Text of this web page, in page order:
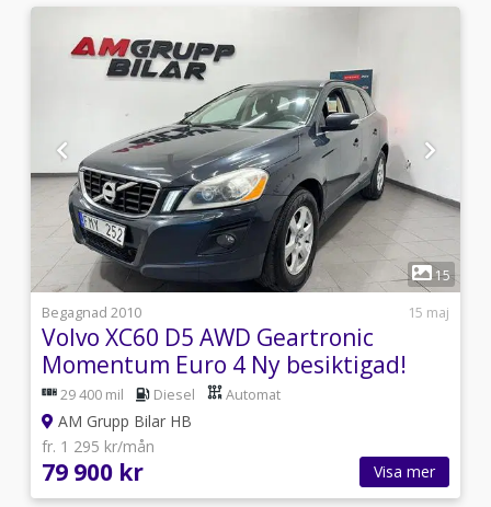
1
15
Begagnad 2010
15 maj
Volvo XC60 D5 AWD Geartronic
Momentum Euro 4 Ny besiktigad!
29 400 mil Diesel Automat
AM Grupp Bilar HB
fr. 1 295 kr/mån
79 900 kr Visa mer